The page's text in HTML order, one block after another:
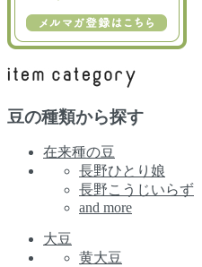
豆の種類から探す
在来種の豆
長野ひとり娘
長野こうじいらず
and more
大豆
黄大豆